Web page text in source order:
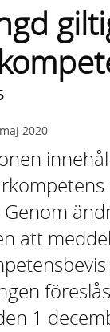
2020
Genom
att
1